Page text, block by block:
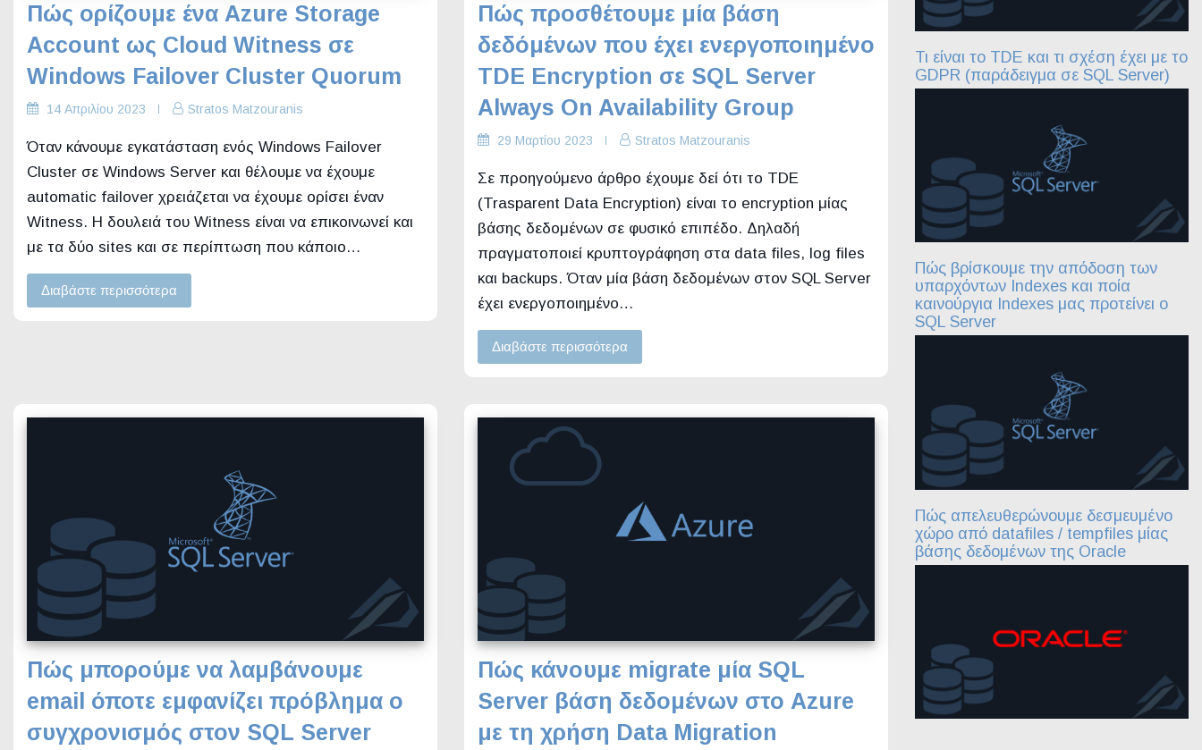
Πώς ορίζουμε ένα Azure Storage
Account ως Cloud Witness σε
Windows Failover Cluster Quorum
14 Απριλίου 2023 Stratos Matzouranis
Όταν κάνουμε εγκατάσταση ενός Windows Failover
Cluster σε Windows Server και θέλουμε να έχουμε
automatic failover χρειάζεται να έχουμε ορίσει έναν
Witness. Η δουλειά του Witness είναι να επικοινωνεί και
με τα δύο sites και σε περίπτωση που κάποιο…
Διαβάστε περισσότερα
Πώς προσθέτουμε μία βάση
δεδόμένων που έχει ενεργοποιημένο
TDE Encryption σε SQL Server
Always On Availability Group
29 Μαρτίου 2023 Stratos Matzouranis
Σε προηγούμενο άρθρο έχουμε δεί ότι το TDE
(Trasparent Data Encryption) είναι το encryption μίας
βάσης δεδομένων σε φυσικό επιπέδο. Δηλαδή
πραγματοποιεί κρυπτογράφηση στα data files, log files
και backups. Όταν μία βάση δεδομένων στον SQL Server
έχει ενεργοποιημένο…
Διαβάστε περισσότερα
Πώς μπορούμε να λαμβάνουμε
email όποτε εμφανίζει πρόβλημα ο
συγχρονισμός στον SQL Server
Πώς κάνουμε migrate μία SQL
Server βάση δεδομένων στο Azure
με τη χρήση Data Migration
Τι είναι το TDE και τι σχέση έχει με το
GDPR (παράδειγμα σε SQL Server)
Πώς βρίσκουμε την απόδοση των
υπαρχόντων Indexes και ποία
καινούργια Indexes μας προτείνει ο
SQL Server
Πώς απελευθερώνουμε δεσμευμένο
χώρο από datafiles / tempfiles μίας
βάσης δεδομένων της Oracle